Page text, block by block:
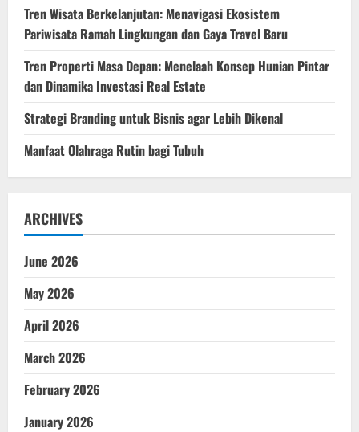
Tren Wisata Berkelanjutan: Menavigasi Ekosistem
Pariwisata Ramah Lingkungan dan Gaya Travel Baru
Tren Properti Masa Depan: Menelaah Konsep Hunian Pintar
dan Dinamika Investasi Real Estate
Strategi Branding untuk Bisnis agar Lebih Dikenal
Manfaat Olahraga Rutin bagi Tubuh
ARCHIVES
June 2026
May 2026
April 2026
March 2026
February 2026
January 2026